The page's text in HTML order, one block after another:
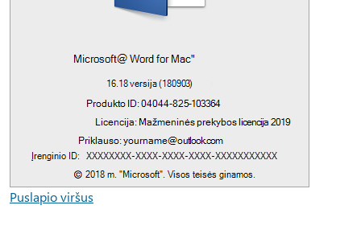
Puslapio viršus